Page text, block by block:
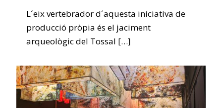
L´eix vertebrador d´aquesta iniciativa de
producció pròpia és el jaciment
arqueològic del Tossal […]